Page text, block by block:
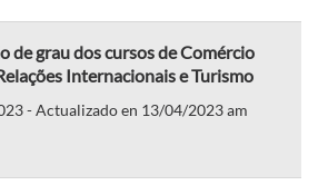
de grau dos cursos de Comércio
Internacionais e Turismo
- Actualizado en 13/04/2023 am